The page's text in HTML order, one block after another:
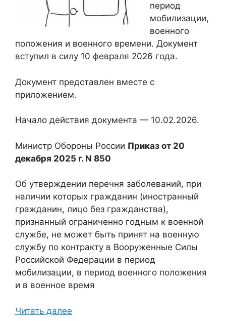
период
мобилизации,
военного
положения и военного времени. Документ
вступил в силу 10 февраля 2026 года.
Документ представлен вместе с
приложением.
Начало действия документа — 10.02.2026.
Министр Обороны России Приказ от 20
декабря 2025 г. N 850
Об утверждении перечня заболеваний, при
наличии которых гражданин (иностранный
гражданин, лицо без гражданства),
признанный ограниченно годным к военной
службе, не может быть принят на военную
службу по контракту в Вооруженные Силы
Российской Федерации в период
мобилизации, в период военного положения
и в военное время
Читать далее